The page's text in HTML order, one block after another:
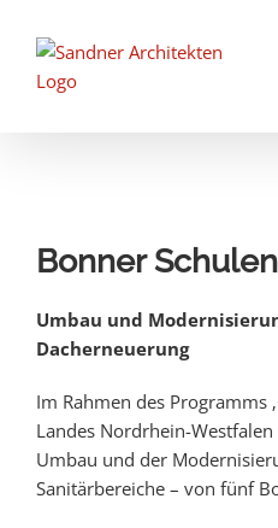
Inhalt
springen
Bonner Schulen
Umbau und
Dacherneuerung
Im Rahmen des Programms
Landes Nordrhein-
Umbau und der
Sanitärbereiche – von fünf